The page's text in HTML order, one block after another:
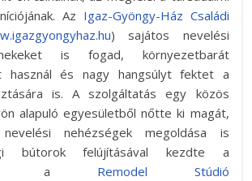
Az Igaz-Gyöngy-Ház Családi
) sajátos nevelési
is fogad, környezetbarát
használ és nagy hangsúlyt fektet a
is. A szolgáltatás egy közös
alapuló egyesületből nőtte ki magát,
nehézségek megoldása is
bútorok felújításával kezdte a
a Remodel Stúdió